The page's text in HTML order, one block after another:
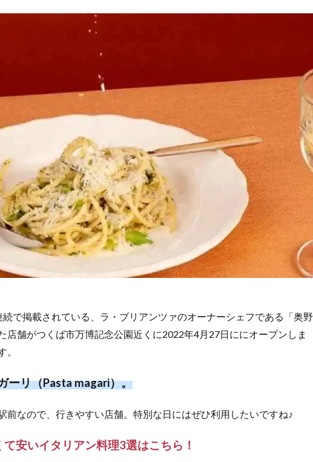
続で掲載されている、ラ・ブリアンツァのオーナーシェフである「奥野
店舗がつくば市万博記念公園近くに2022年4月27日ににオープンしま
。
ーリ（Pasta magari）。
前なので、行きやすい店舗。特別な日にはぜひ利用したいですね♪
安いイタリアン料理3選はこちら！